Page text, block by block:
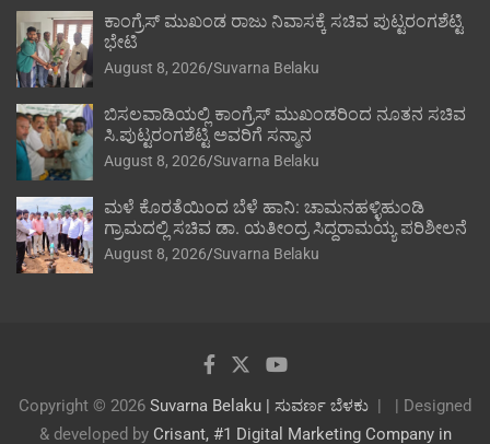
ಕಾಂಗ್ರೆಸ್ ಮುಖಂಡ ರಾಜು ನಿವಾಸಕ್ಕೆ ಸಚಿವ ಪುಟ್ಟರಂಗಶೆಟ್ಟಿ
ಭೇಟಿ
August 8, 2026 Suvarna Belaku
ಬಿಸಲವಾಡಿಯಲ್ಲಿ ಕಾಂಗ್ರೆಸ್ ಮುಖಂಡರಿಂದ ನೂತನ ಸಚಿವ
ಸಿ.ಪುಟ್ಟರಂಗಶೆಟ್ಟಿ ಅವರಿಗೆ ಸನ್ಮಾನ
August 8, 2026 Suvarna Belaku
ಮಳೆ ಕೊರತೆಯಿಂದ ಬೆಳೆ ಹಾನಿ: ಚಾಮನಹಳ್ಳಿಹುಂಡಿ
ಗ್ರಾಮದಲ್ಲಿ ಸಚಿವ ಡಾ. ಯತೀಂದ್ರ ಸಿದ್ದರಾಮಯ್ಯ ಪರಿಶೀಲನೆ
August 8, 2026 Suvarna Belaku
Copyright © 2026 Suvarna Belaku | ಸುವರ್ಣ ಬೆಳಕು
| Designed
& developed by Crisant, #1 Digital Marketing Company in